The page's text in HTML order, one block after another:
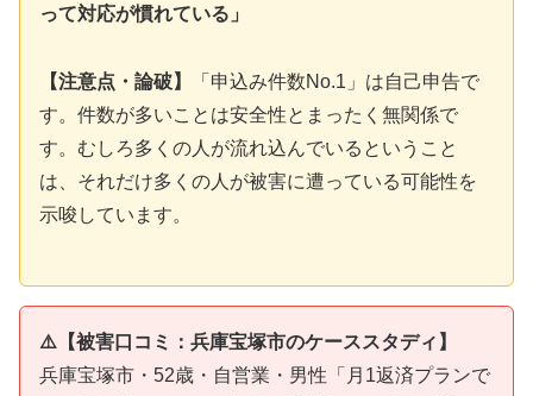
って対応が慣れている」
【注意点・論破】
「申込み件数No.1」は自己申告で
す。件数が多いことは安全性とまったく無関係で
す。むしろ多くの人が流れ込んでいるということ
は、それだけ多くの人が被害に遭っている可能性を
示唆しています。
⚠️【被害口コミ：兵庫宝塚市のケーススタディ】
兵庫宝塚市・52歳・自営業・男性「月1返済プランで